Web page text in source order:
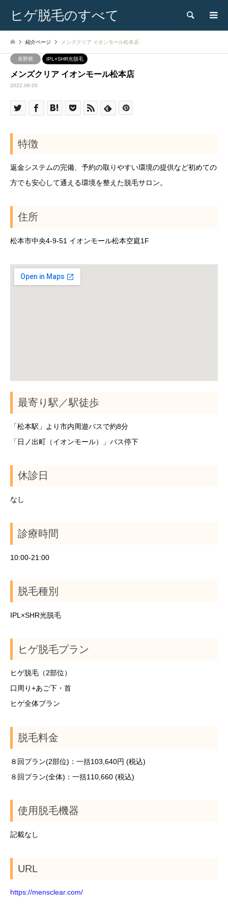
ヒゲ脱毛のすべて 検索
紹介ページ メンズクリア イオンモール松本店
長野県 IPL×SHR光脱毛
メンズクリア イオンモール松本店
2022.08.05
特徴
返金システムの完備、予約の取りやすい環境の提供など初めての
方でも安心して通える環境を整えた脱毛サロン。
住所
松本市中央4-9-51 イオンモール松本空庭1F
最寄り駅／駅徒歩
「松本駅」より市内周遊バスで約8分
「日ノ出町（イオンモール）」バス停下
休診日
なし
診療時間
10:00-21:00
脱毛種別
IPL×SHR光脱毛
ヒゲ脱毛プラン
ヒゲ脱毛（2部位）
口周り+あご下・首
ヒゲ全体プラン
脱毛料金
８回プラン(2部位)：一括103,640円 (税込)
８回プラン(全体)：一括110,660 (税込)
使用脱毛機器
記載なし
URL
https://mensclear.com/